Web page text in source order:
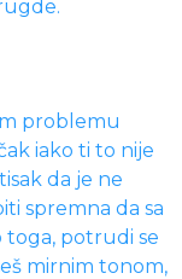
problemu
iako ti to nije
da je ne
spremna da sa
toga, potrudi se
mirnim tonom,